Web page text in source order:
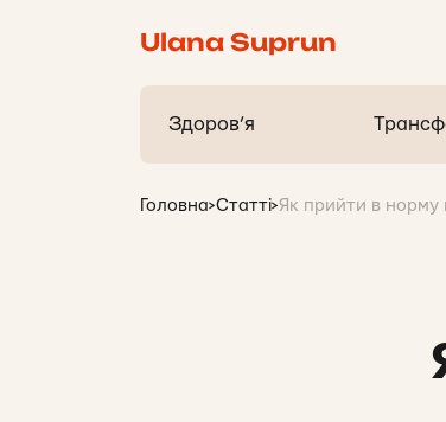
Ulana Suprun
Здоров’я
Головна>Статті>Як прийти в норму